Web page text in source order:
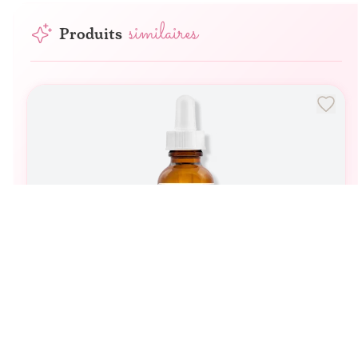
Produits similaires